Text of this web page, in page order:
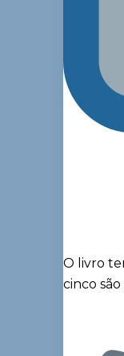
O livro
cinco